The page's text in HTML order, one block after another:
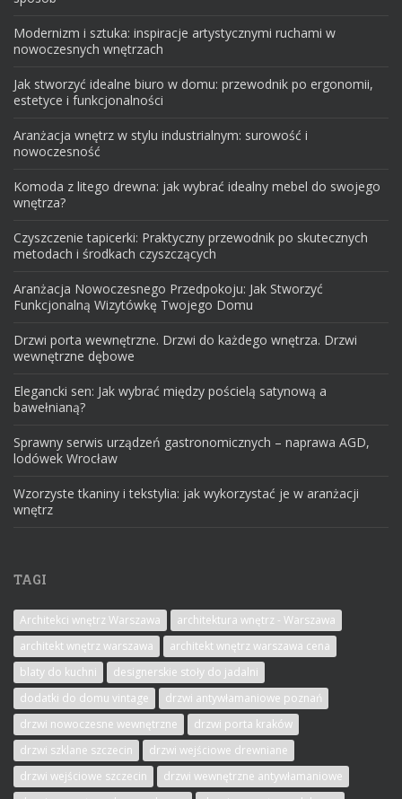
Modernizm i sztuka: inspiracje artystycznymi ruchami w
nowoczesnych wnętrzach
Jak stworzyć idealne biuro w domu: przewodnik po ergonomii,
estetyce i funkcjonalności
Aranżacja wnętrz w stylu industrialnym: surowość i
nowoczesność
Komoda z litego drewna: jak wybrać idealny mebel do swojego
wnętrza?
Czyszczenie tapicerki: Praktyczny przewodnik po skutecznych
metodach i środkach czyszczących
Aranżacja Nowoczesnego Przedpokoju: Jak Stworzyć
Funkcjonalną Wizytówkę Twojego Domu
Drzwi porta wewnętrzne. Drzwi do każdego wnętrza. Drzwi
wewnętrzne dębowe
Elegancki sen: Jak wybrać między pościelą satynową a
bawełnianą?
Sprawny serwis urządzeń gastronomicznych – naprawa AGD,
lodówek Wrocław
Wzorzyste tkaniny i tekstylia: jak wykorzystać je w aranżacji
wnętrz
TAGI
Architekci wnętrz Warszawa
architektura wnętrz - Warszawa
architekt wnętrz warszawa
architekt wnętrz warszawa cena
blaty do kuchni
designerskie stoły do jadalni
dodatki do domu vintage
drzwi antywłamaniowe poznań
drzwi nowoczesne wewnętrzne
drzwi porta kraków
drzwi szklane szczecin
drzwi wejściowe drewniane
drzwi wejściowe szczecin
drzwi wewnętrzne antywłamaniowe